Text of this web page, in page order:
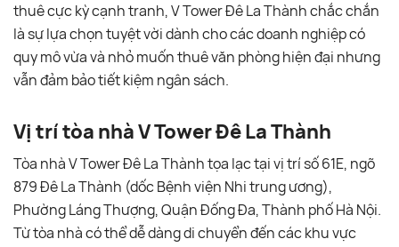
thuê cực kỳ cạnh tranh, V Tower Đê La Thành chắc chắn
là sự lựa chọn tuyệt vời dành cho các doanh nghiệp có
quy mô vừa và nhỏ muốn thuê văn phòng hiện đại nhưng
vẫn đảm bảo tiết kiệm ngân sách.
Vị trí tòa nhà V Tower Đê La Thành
Tòa nhà V Tower Đê La Thành tọa lạc tại vị trí số 61E, ngõ
879 Đê La Thành (dốc Bệnh viện Nhi trung ương),
Phường Láng Thượng, Quận Đống Đa, Thành phố Hà Nội.
Từ tòa nhà có thể dễ dàng di chuyển đến các khu vực